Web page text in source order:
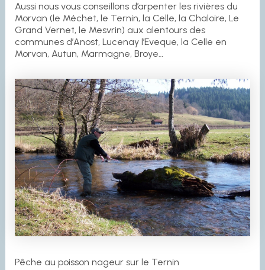
Aussi nous vous conseillons d’arpenter les rivières du
Morvan (le Méchet, le Ternin, la Celle, la Chaloire, Le
Grand Vernet, le Mesvrin) aux alentours des
communes d’Anost, Lucenay l’Eveque, la Celle en
Morvan, Autun, Marmagne, Broye…
Pêche au poisson nageur sur le Ternin